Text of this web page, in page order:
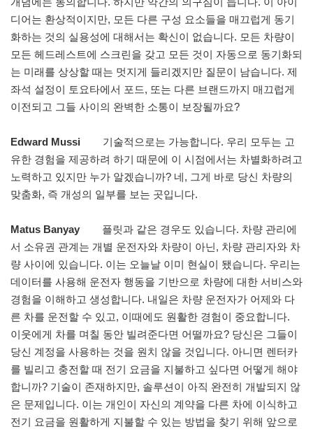
디어는 환상적이지만, 모든 다른 구성 요소들을 매끄럽게 동기
화하는 것의 실용성에 대해서는 확신이 없습니다. 모든 차량이
모든 헤드레스트에 스크린을 갖고 모든 것이 자동으로 동기화되
는 미래를 상상할 때는 멋지게 들리겠지만 질문이 남습니다. 제
좌석 설정이 토요타에서 포드, 또는 다른 브랜드까지 매끄럽게
이전되고 그들 사이의 완벽한 소통이 보장될까요?
Edward Mussi
기술적으로는 가능합니다. 우리 모두는 고
유한 경험을 제공하려 하기 때문에 이 시점에서는 차별화하려고
노력하고 있지만 누가 알겠습니까? 네, 그게 바로 당신 차량의
맞춤화, 즉 개성의 일부를 보는 곳입니다.
Matus Banyay
플릿과 같은 경우도 있습니다. 차량 관리에
서 소유권 관계는 개별 운전자와 차량이 아닌, 차량 관리자와 차
량 사이에 있습니다. 이는 오늘날 이미 현실이 됐습니다. 우리는
데이터를 사용해 운전자 행동을 기반으로 차량에 대한 서비스와
경험을 이해하고 생성합니다. 내일은 차량 운전자가 어제와 다
른 차를 운전할 수 있고, 이때에도 원활한 경험이 중요합니다.
이웃에게 차를 며칠 동안 빌려준다면 어떨까요? 당신은 그들이
당신 계정을 사용하는 것을 원치 않을 것입니다. 아니면 렌터카
를 빌리고 충전할 때 전기 요금을 지불하고 싶다면 어떻게 해야
합니까? 기술이 존재하지만, 솔루션이 아직 완전히 개발되지 않
은 문제입니다. 이는 개인이 자신의 계약을 다른 차에 이식하고
전기 요금을 원활하게 지불할 수 있는 방법을 찾기 위해 앞으로